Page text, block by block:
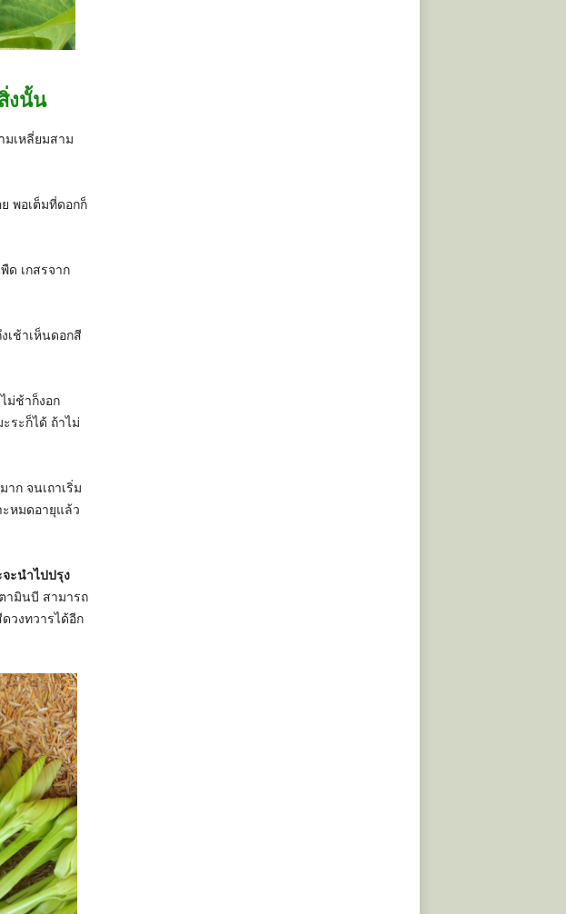
งนั้น
มเหลี่ยมสาม
พอเต็มที่ดอกก็
เกสรจาก
เช้าเห็นดอกสี
ม่ช้าก็งอก
ระก็ได้ ถ้าไม่
าก จนเถาเริ่ม
หมดอายุแล้ว
ะนำไปปรุง
ามินบี สามารถ
วงทวารได้อีก